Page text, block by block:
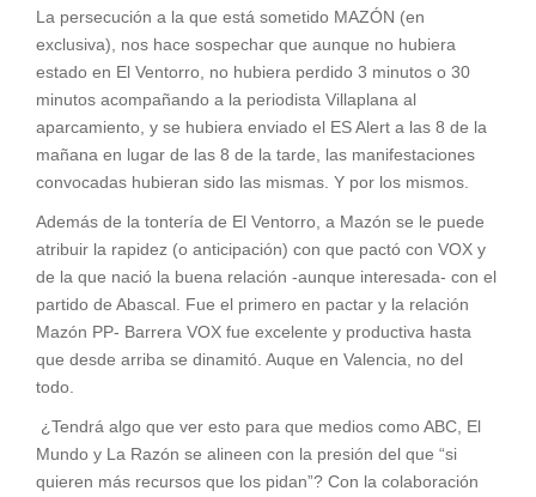
La persecución a la que está sometido MAZÓN (en
exclusiva), nos hace sospechar que aunque no hubiera
estado en El Ventorro, no hubiera perdido 3 minutos o 30
minutos acompañando a la periodista Villaplana al
aparcamiento, y se hubiera enviado el ES Alert a las 8 de la
mañana en lugar de las 8 de la tarde, las manifestaciones
convocadas hubieran sido las mismas. Y por los mismos.
Además de la tontería de El Ventorro, a Mazón se le puede
atribuir la rapidez (o anticipación) con que pactó con VOX y
de la que nació la buena relación -aunque interesada- con el
partido de Abascal. Fue el primero en pactar y la relación
Mazón PP- Barrera VOX fue excelente y productiva hasta
que desde arriba se dinamitó. Auque en Valencia, no del
todo.
¿Tendrá algo que ver esto para que medios como ABC, El
Mundo y La Razón se alineen con la presión del que “si
quieren más recursos que los pidan”? Con la colaboración